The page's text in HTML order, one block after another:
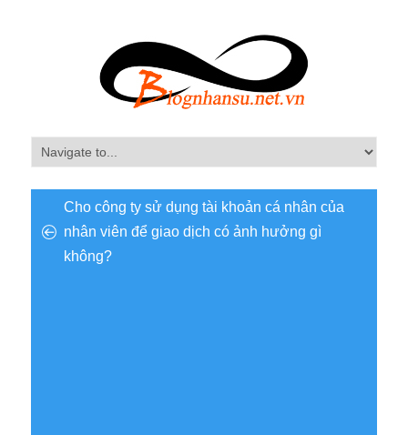
Cho công ty sử dụng tài khoản cá nhân của
nhân viên để giao dịch có ảnh hưởng gì
không?